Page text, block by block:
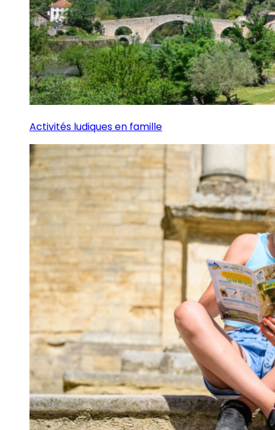
Activités ludiques en famille